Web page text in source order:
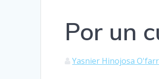
Por un
Yasnier Hinojosa